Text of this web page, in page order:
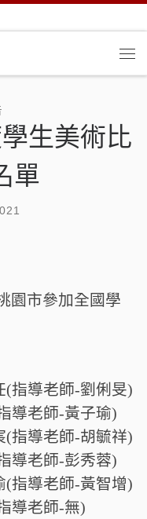
生美術比
單
園市參加全國學
(指導老師-劉俐旻)
導老師-黃子瑜)
(指導老師-胡毓祥)
導老師-彭秀蓉)
(指導老師-黃智增)
導老師-無)